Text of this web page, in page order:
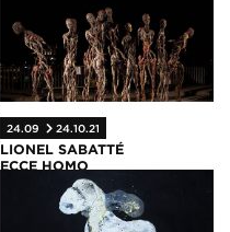
24.09 24.10.21
LIONEL SABATTÉ
ECCE HOMO